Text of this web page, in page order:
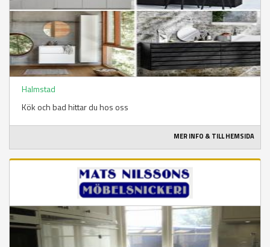
Halmstad
Kök och bad hittar du hos oss
MER INFO & TILL HEMSIDA